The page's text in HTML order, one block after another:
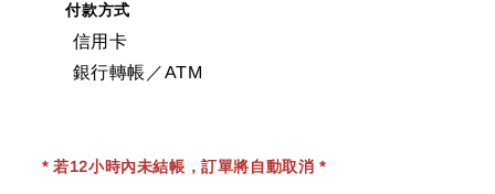
付款方式
信用卡
銀行轉帳／ATM
* 若12小時內未結帳，訂單將自動取消 *